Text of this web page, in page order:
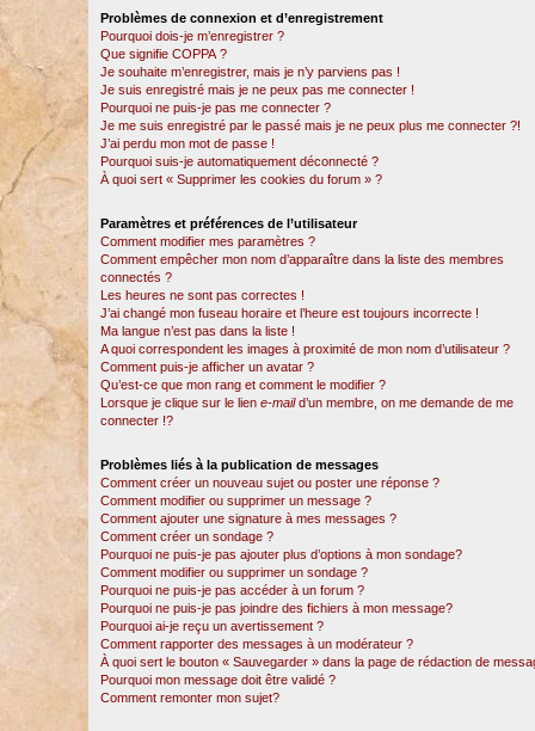
Problèmes de connexion et d’enregistrement
Pourquoi dois-je m’enregistrer ?
Que signifie COPPA ?
Je souhaite m’enregistrer, mais je n’y parviens pas !
Je suis enregistré mais je ne peux pas me connecter !
Pourquoi ne puis-je pas me connecter ?
Je me suis enregistré par le passé mais je ne peux plus me connecter ?!
J’ai perdu mon mot de passe !
Pourquoi suis-je automatiquement déconnecté ?
À quoi sert « Supprimer les cookies du forum » ?
Paramètres et préférences de l’utilisateur
Comment modifier mes paramètres ?
Comment empêcher mon nom d’apparaître dans la liste des membres
connectés ?
Les heures ne sont pas correctes !
J’ai changé mon fuseau horaire et l’heure est toujours incorrecte !
Ma langue n’est pas dans la liste !
A quoi correspondent les images à proximité de mon nom d’utilisateur ?
Comment puis-je afficher un avatar ?
Qu’est-ce que mon rang et comment le modifier ?
Lorsque je clique sur le lien e-maild’un membre, on me demande de me
connecter !?
Problèmes liés à la publication de messages
Comment créer un nouveau sujet ou poster une réponse ?
Comment modifier ou supprimer un message ?
Comment ajouter une signature à mes messages ?
Comment créer un sondage ?
Pourquoi ne puis-je pas ajouter plus d’options à mon sondage?
Comment modifier ou supprimer un sondage ?
Pourquoi ne puis-je pas accéder à un forum ?
Pourquoi ne puis-je pas joindre des fichiers à mon message?
Pourquoi ai-je reçu un avertissement ?
Comment rapporter des messages à un modérateur ?
À quoi sert le bouton « Sauvegarder » dans la page de rédaction de
Pourquoi mon message doit être validé ?
Comment remonter mon sujet?